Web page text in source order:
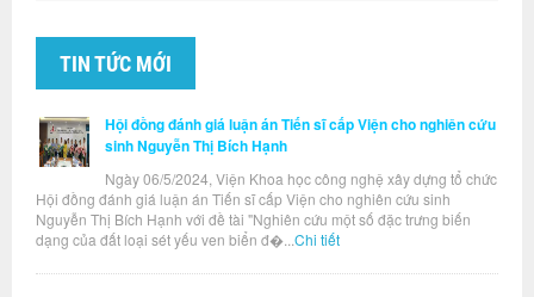
TIN TỨC MỚI
Hội đồng đánh giá luận án Tiến sĩ cấp Viện cho nghiên cứu
sinh Nguyễn Thị Bích Hạnh
Ngày 06/5/2024, Viện Khoa học công nghệ xây dựng tổ chức
Hội đồng đánh giá luận án Tiến sĩ cấp Viện cho nghiên cứu sinh
Nguyễn Thị Bích Hạnh với đề tài "Nghiên cứu một số đặc trưng biến
dạng của đất loại sét yếu ven biển đ�... Chi tiết